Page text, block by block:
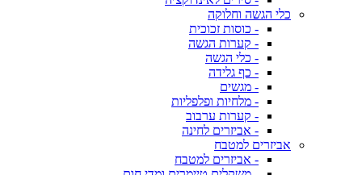
כלי הגשה וחלוקה
- כוסות זכוכית
- קערות הגשה
- כלי הגשה
- כף גלידה
- מגשים
- מלחיות ופלפליות
- קערות ערבוב
- אביזרים לחינה
אביזרים למטבח
- אביזרים למטבח